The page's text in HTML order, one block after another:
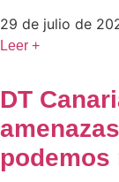
29 de julio de
Leer +
DT
podemos